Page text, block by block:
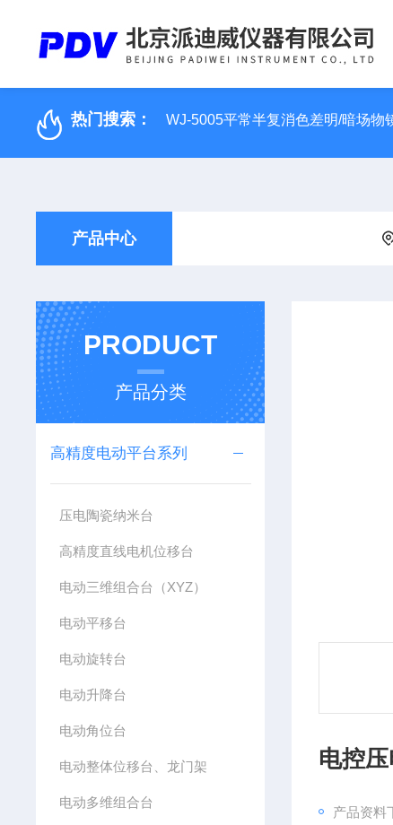
热门搜索： WJ-5005平常半复消色差明/暗场物
产品中心
PRODUCT
产品分类
高精度电动平台系列
压电陶瓷纳米台
高精度直线电机位移台
电动三维组合台（XYZ）
电动平移台
电动旋转台
电动升降台
电动角位台
电动整体位移台、龙门架
电动多维组合台
电控
产品资料